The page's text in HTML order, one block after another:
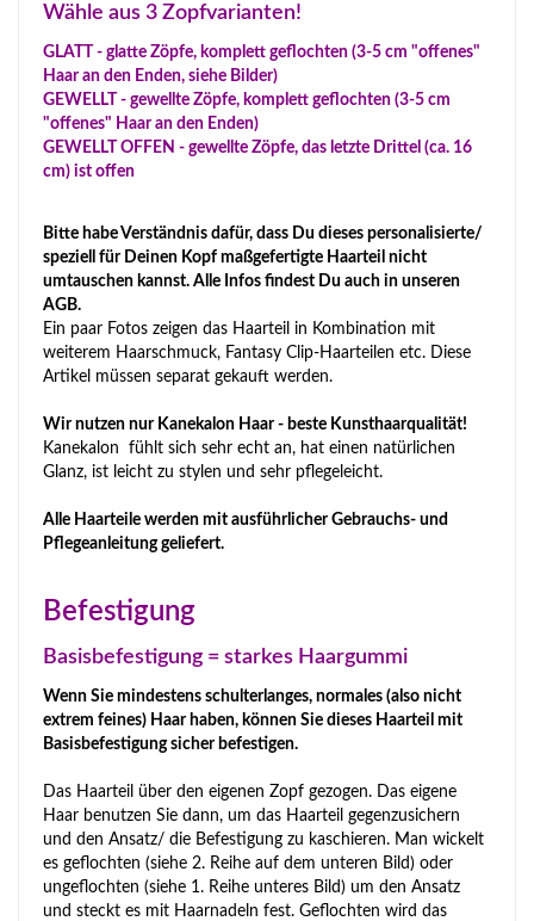
Wähle aus 3 Zopfvarianten!
GLATT - glatte Zöpfe, komplett geflochten (3-5 cm "offenes"
Haar an den Enden, siehe Bilder)
GEWELLT - gewellte Zöpfe, komplett geflochten (3-5 cm
"offenes" Haar an den Enden)
GEWELLT OFFEN - gewellte Zöpfe, das letzte Drittel (ca. 16
cm) ist offen
Bitte habe Verständnis dafür, dass Du dieses personalisierte/
speziell für Deinen Kopf maßgefertigte Haarteil nicht
umtauschen kannst. Alle Infos findest Du auch in unseren
AGB.
Ein paar Fotos zeigen das Haarteil in Kombination mit
weiterem Haarschmuck, Fantasy Clip-Haarteilen etc. Diese
Artikel müssen separat gekauft werden.
Wir nutzen nur Kanekalon Haar - beste Kunsthaarqualität!
Kanekalon fühlt sich sehr echt an, hat einen natürlichen
Glanz, ist leicht zu stylen und sehr pflegeleicht.
Alle Haarteile werden mit ausführlicher Gebrauchs- und
Pflegeanleitung geliefert.
Befestigung
Basisbefestigung = starkes Haargummi
Wenn Sie mindestens schulterlanges, normales (also nicht
extrem feines) Haar haben, können Sie dieses Haarteil mit
Basisbefestigung sicher befestigen.
Das Haarteil über den eigenen Zopf gezogen. Das eigene
Haar benutzen Sie dann, um das Haarteil gegenzusichern
und den Ansatz/ die Befestigung zu kaschieren. Man wickelt
es geflochten (siehe 2. Reihe auf dem unteren Bild) oder
ungeflochten (siehe 1. Reihe unteres Bild) um den Ansatz
und steckt es mit Haarnadeln fest. Geflochten wird das